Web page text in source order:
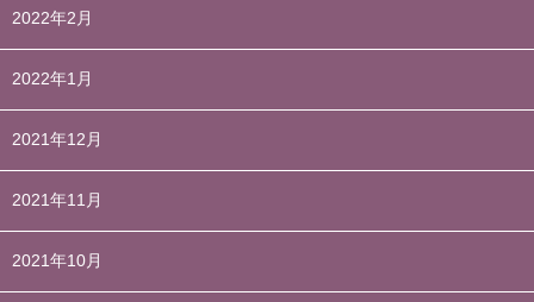
2022年2月
2022年1月
2021年12月
2021年11月
2021年10月